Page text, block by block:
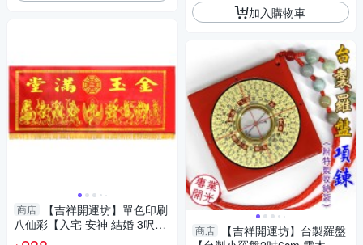
商店
【吉祥開運坊】單色印刷
八仙彩【入宅 安神 結婚 3呎6
八仙彩 單色印刷八仙彩 】淨化
加入購物車
商店
【吉祥開運坊】台製羅盤